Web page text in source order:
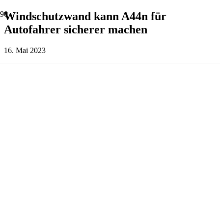
Windschutzwand kann A44n für
Autofahrer sicherer machen
16. Mai 2023